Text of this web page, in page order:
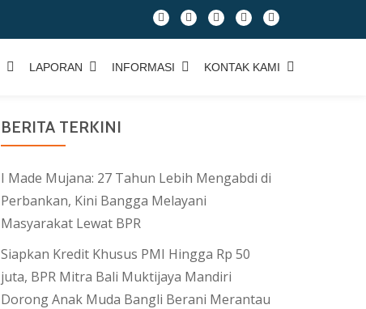
LAPORAN INFORMASI KONTAK KAMI
BERITA TERKINI
I Made Mujana: 27 Tahun Lebih Mengabdi di
Perbankan, Kini Bangga Melayani
Masyarakat Lewat BPR
Siapkan Kredit Khusus PMI Hingga Rp 50
juta, BPR Mitra Bali Muktijaya Mandiri
Dorong Anak Muda Bangli Berani Merantau